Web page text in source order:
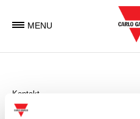
MENU
Kontakt
Automation Components